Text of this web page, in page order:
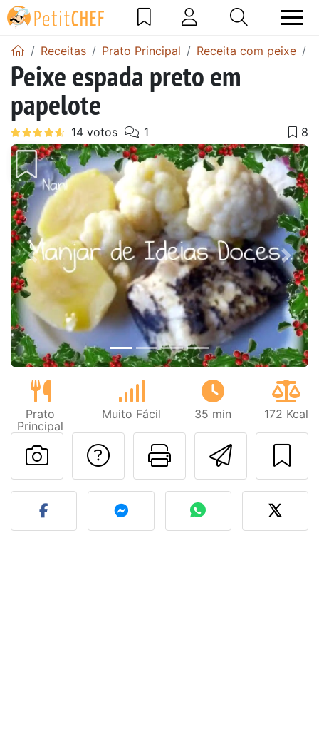
Receitas Prato Principal Receita com peixe
Peixe espada preto em
papelote
Anterior Next
Prato
Principal
Muito Fácil 35 min 172 Kcal
Imprima
Falar com o autor
Fez esta receita?